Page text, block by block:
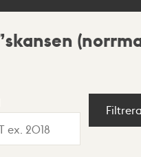
skansen